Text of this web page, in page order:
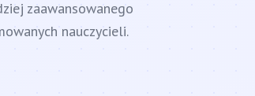
zaawansowanego
nauczycieli.